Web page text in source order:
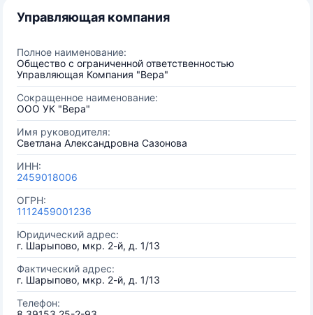
Управляющая компания
Полное наименование:
Общество с ограниченной ответственностью
Управляющая Компания "Вера"
Сокращенное наименование:
ООО УК "Вера"
Имя руководителя:
Светлана Александровна Сазонова
ИНН:
2459018006
ОГРН:
1112459001236
Юридический адрес:
г. Шарыпово, мкр. 2-й, д. 1/13
Фактический адрес:
г. Шарыпово, мкр. 2-й, д. 1/13
Телефон: